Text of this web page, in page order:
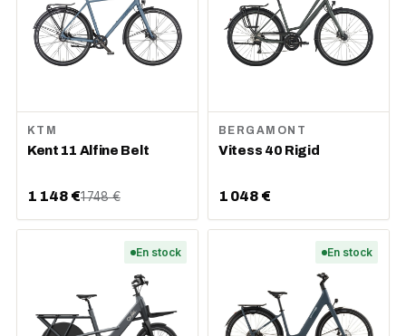
KTM
Kent 11 Alfine Belt
1 148 €1 748 €
BERGAMONT
Vitess 40 Rigid
1 048 €
En stock En stock